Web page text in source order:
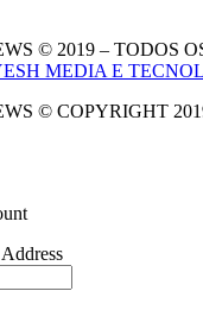
© 2019 – TODOS
MEDIA E
© COPYRIGHT